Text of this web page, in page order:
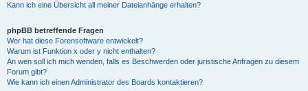
Kann ich eine Übersicht all meiner Dateianhänge erhalten?
phpBB betreffende Fragen
Wer hat diese Forensoftware entwickelt?
Warum ist Funktion x oder y nicht enthalten?
An wen soll ich mich wenden, falls es Beschwerden oder juristische Anfragen zu diesem
Forum gibt?
Wie kann ich einen Administrator des Boards kontaktieren?